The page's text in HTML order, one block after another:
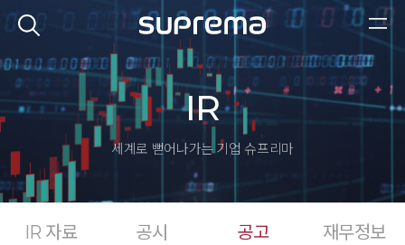
IR
세계로 뻗어나가는 기업 슈프리마
IR 자료 공시 공고 재무정보